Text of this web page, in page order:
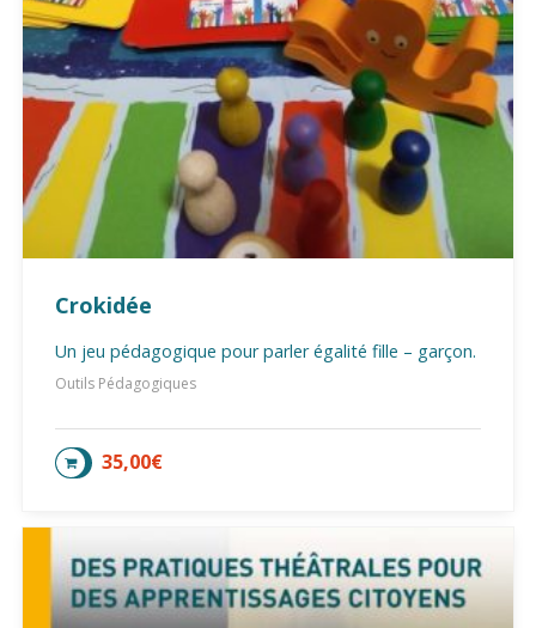
Crokidée
Un jeu pédagogique pour parler égalité fille – garçon.
Outils Pédagogiques
35,00€
AJOUTER AU PANIER